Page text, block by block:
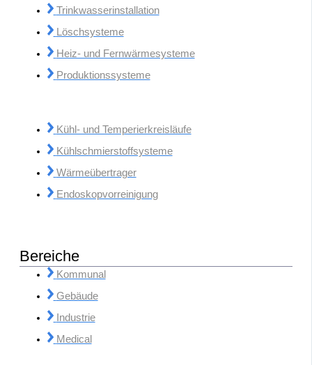
Trinkwasserinstallation
Löschsysteme
Heiz- und Fernwärmesysteme
Produktionssysteme
Kühl- und Temperierkreisläufe
Kühlschmierstoffsysteme
Wärmeübertrager
Endoskopvorreinigung
Bereiche
Kommunal
Gebäude
Industrie
Medical